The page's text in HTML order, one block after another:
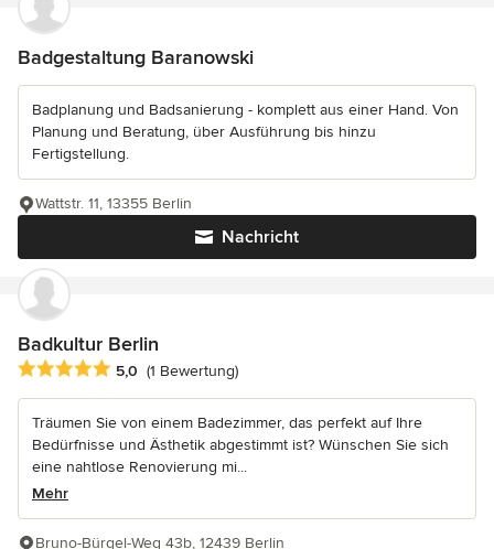
Badgestaltung Baranowski
Badplanung und Badsanierung - komplett aus einer Hand. Von
Planung und Beratung, über Ausführung bis hinzu
Fertigstellung.
Nachricht
Wattstr. 11, 13355 Berlin
Badkultur Berlin
Durchschnittliche Bewertung: 5 von 5 Sternen
5,0 (1 Bewertung)
Träumen Sie von einem Badezimmer, das perfekt auf Ihre
Bedürfnisse und Ästhetik abgestimmt ist? Wünschen Sie sich
eine nahtlose Renovierung mi...
Mehr
Bruno-Bürgel-Weg 43b, 12439 Berlin